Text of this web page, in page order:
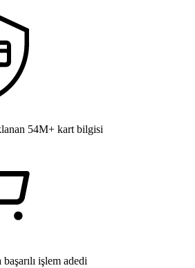
54M+ kart bilgisi
işlem adedi